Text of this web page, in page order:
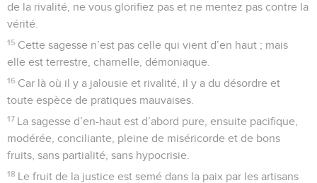
de la rivalité, ne vous glorifiez pas et ne mentez pas contre la
vérité.
15 Cette sagesse n’est pas celle qui vient d’en haut ; mais
elle est terrestre, charnelle, démoniaque.
16 Car là où il y a jalousie et rivalité, il y a du désordre et
toute espèce de pratiques mauvaises.
17 La sagesse d’en-haut est d’abord pure, ensuite pacifique,
modérée, conciliante, pleine de miséricorde et de bons
fruits, sans partialité, sans hypocrisie.
18 Le fruit de la justice est semé dans la paix par les artisans